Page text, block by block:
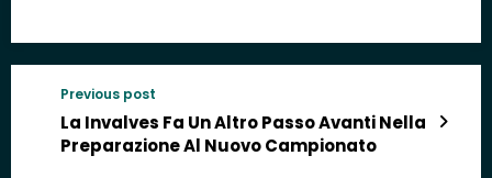
Previous post
La Invalves Fa Un Altro Passo Avanti Nella
Preparazione Al Nuovo Campionato